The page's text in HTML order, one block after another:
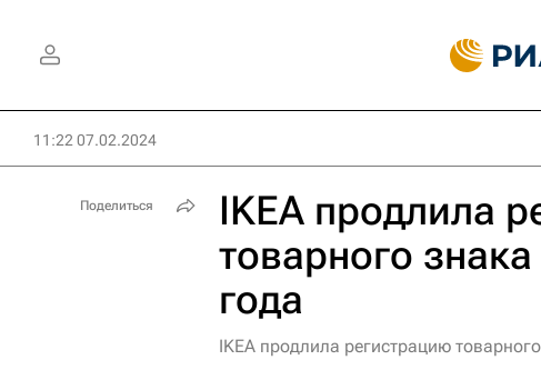
11:22 07.02.2024
IKEA продлила
товарного
года
IKEA продлила регистрацию
Поделиться